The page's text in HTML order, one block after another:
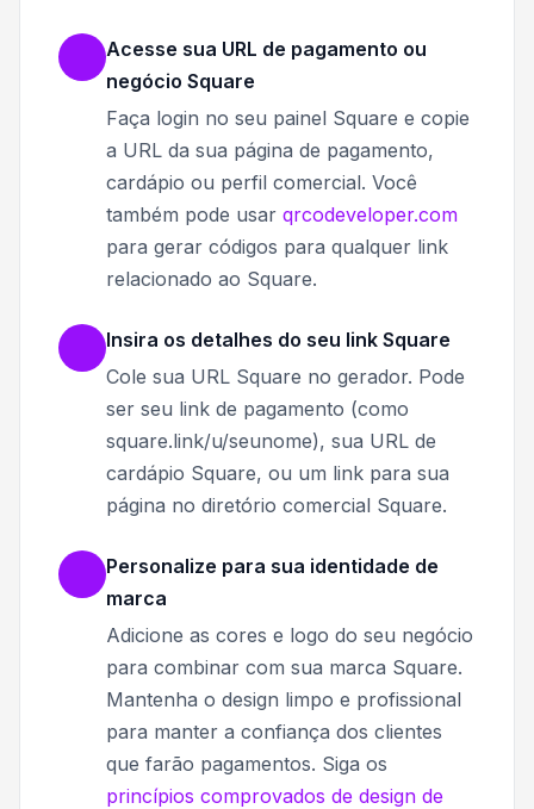
Acesse sua URL de pagamento ou
negócio Square
Faça login no seu painel Square e copie
a URL da sua página de pagamento,
cardápio ou perfil comercial. Você
também pode usar qrcodeveloper.com
para gerar códigos para qualquer link
relacionado ao Square.
Insira os detalhes do seu link Square
Cole sua URL Square no gerador. Pode
ser seu link de pagamento (como
square.link/u/seunome), sua URL de
cardápio Square, ou um link para sua
página no diretório comercial Square.
Personalize para sua identidade de
marca
Adicione as cores e logo do seu negócio
para combinar com sua marca Square.
Mantenha o design limpo e profissional
para manter a confiança dos clientes
que farão pagamentos. Siga os
princípios comprovados de design de